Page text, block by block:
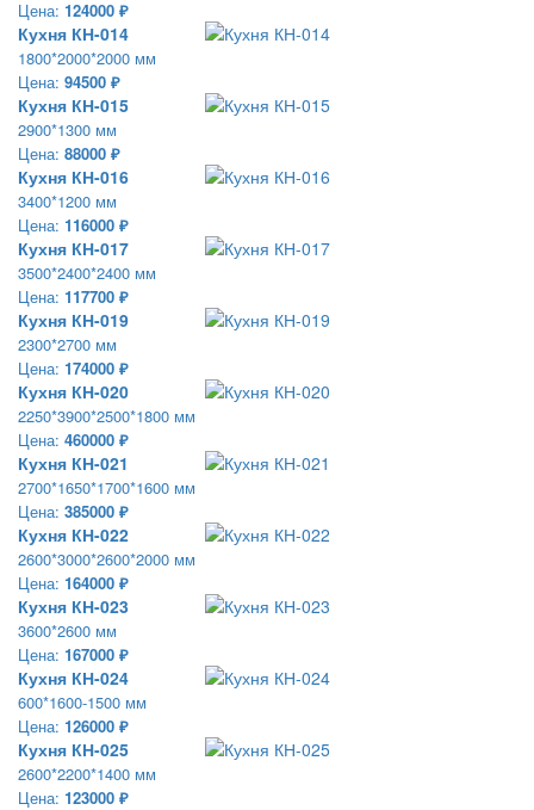
Цена: 124000 ₽
Кухня КН-014
1800*2000*2000 мм
Цена: 94500 ₽
Кухня КН-015
2900*1300 мм
Цена: 88000 ₽
Кухня КН-016
3400*1200 мм
Цена: 116000 ₽
Кухня КН-017
3500*2400*2400 мм
Цена: 117700 ₽
Кухня КН-019
2300*2700 мм
Цена: 174000 ₽
Кухня КН-020
2250*3900*2500*1800 мм
Цена: 460000 ₽
Кухня КН-021
2700*1650*1700*1600 мм
Цена: 385000 ₽
Кухня КН-022
2600*3000*2600*2000 мм
Цена: 164000 ₽
Кухня КН-023
3600*2600 мм
Цена: 167000 ₽
Кухня КН-024
600*1600-1500 мм
Цена: 126000 ₽
Кухня КН-025
2600*2200*1400 мм
Цена: 123000 ₽